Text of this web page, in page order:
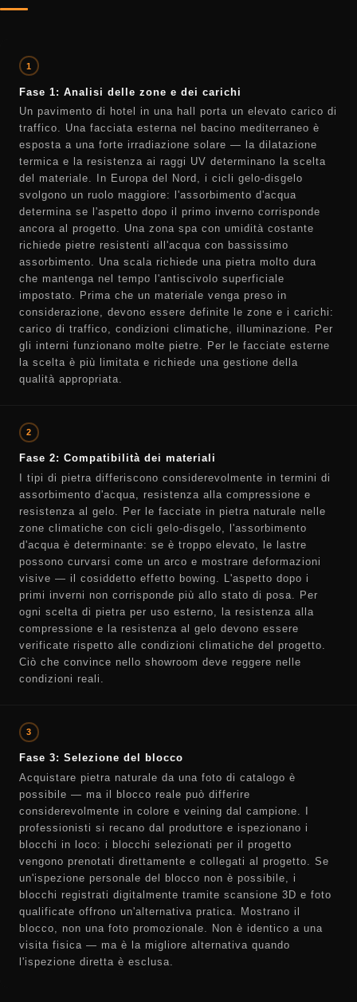
1
Fase 1: Analisi delle zone e dei carichi
Un pavimento di hotel in una hall porta un elevato carico di
traffico. Una facciata esterna nel bacino mediterraneo è
esposta a una forte irradiazione solare — la dilatazione
termica e la resistenza ai raggi UV determinano la scelta
del materiale. In Europa del Nord, i cicli gelo-disgelo
svolgono un ruolo maggiore: l'assorbimento d'acqua
determina se l'aspetto dopo il primo inverno corrisponde
ancora al progetto. Una zona spa con umidità costante
richiede pietre resistenti all'acqua con bassissimo
assorbimento. Una scala richiede una pietra molto dura
che mantenga nel tempo l'antiscivolo superficiale
impostato. Prima che un materiale venga preso in
considerazione, devono essere definite le zone e i carichi:
carico di traffico, condizioni climatiche, illuminazione. Per
gli interni funzionano molte pietre. Per le facciate esterne
la scelta è più limitata e richiede una gestione della
qualità appropriata.
2
Fase 2: Compatibilità dei materiali
I tipi di pietra differiscono considerevolmente in termini di
assorbimento d'acqua, resistenza alla compressione e
resistenza al gelo. Per le facciate in pietra naturale nelle
zone climatiche con cicli gelo-disgelo, l'assorbimento
d'acqua è determinante: se è troppo elevato, le lastre
possono curvarsi come un arco e mostrare deformazioni
visive — il cosiddetto effetto bowing. L'aspetto dopo i
primi inverni non corrisponde più allo stato di posa. Per
ogni scelta di pietra per uso esterno, la resistenza alla
compressione e la resistenza al gelo devono essere
verificate rispetto alle condizioni climatiche del progetto.
Ciò che convince nello showroom deve reggere nelle
condizioni reali.
3
Fase 3: Selezione del blocco
Acquistare pietra naturale da una foto di catalogo è
possibile — ma il blocco reale può differire
considerevolmente in colore e veining dal campione. I
professionisti si recano dal produttore e ispezionano i
blocchi in loco: i blocchi selezionati per il progetto
vengono prenotati direttamente e collegati al progetto. Se
un'ispezione personale del blocco non è possibile, i
blocchi registrati digitalmente tramite scansione 3D e foto
qualificate offrono un'alternativa pratica. Mostrano il
blocco, non una foto promozionale. Non è identico a una
visita fisica — ma è la migliore alternativa quando
l'ispezione diretta è esclusa.